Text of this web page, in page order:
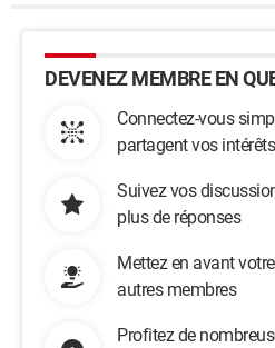
DEVENEZ MEMBRE EN
Connectez-vous
partagent vos intérêts
Suivez vos
plus de réponses
Mettez en avant
autres membres
Profitez de